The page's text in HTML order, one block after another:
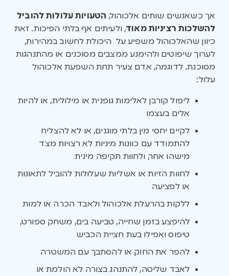
אך כשאנשים שותים אלכוהול, הטעויות עלולות להוביל
להשלכות רציניות מאוד, ולעיתים אף בלתי הפיכות. זאת
כיוון שהאלכוהול משפיע על היכולת לחשוב במהירות,
לערוך שיפוטים ולהימנע ממצבים מסוכנים או מהתנהגות
מסוכנת. לדוגמה, אדם צעיר תחת השפעת אלכוהול
עלול:
ליפול קורבן לאלימות גופנית או מילולית, או להיות
אלים בעצמו
לקיים יחסי מין בלתי מוגנים, או לא להצליח
להתמודד עם כוונות מיניות לא רצויות מצד
מישהו אחר, ולחוות תקיפה מינית
לחוות הזיות או אשליות שעלולות להוביל לתאונות
או לפציעה
ללקות בהרעלת אלכוהול ולאבד הכרה או למות
להיפצע בזמן שחייה, טביעה בים, משחק ספורט,
טיפוס ואפילו בעת חציית הכביש
להפר את החוק או להסתבך עם המשטרה
לאבד שליטה, להתנהג בצורה לא הולמת או